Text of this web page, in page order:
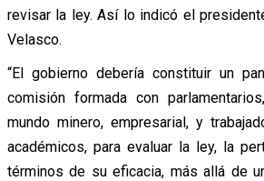
revisar la ley. Así lo indicó el
Velasco.
“El gobierno debería constituir un
comisión formada con
mundo minero, empresarial, y
académicos, para evaluar la ley, la
términos de su eficacia, más allá de